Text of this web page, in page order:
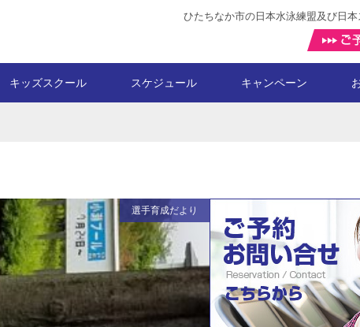
ひたちなか市の日本水泳練盟及び日
キッズスクール スケジュール キャンペーン
選手育成だより